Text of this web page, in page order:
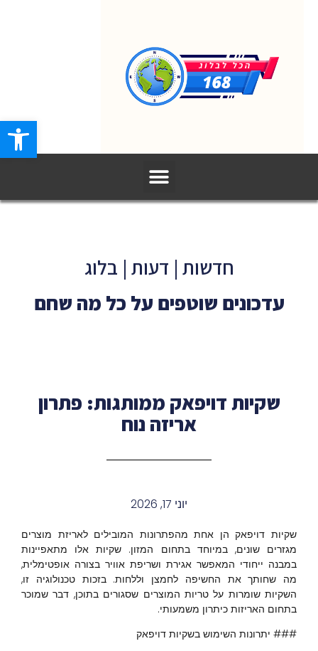
חדשות | דעות | בלוג
עדכונים שוטפים על כל מה שחם
שקיות דויפאק ממותגות: פתרון
אריזה נוח
יוני 17, 2026
שקיות דויפאק הן אחת מהפתרונות המובילים לאריזת מוצרים
מגזרים שונים, במיוחד בתחום המזון. שקיות אלו מתאפיינות
במבנה ייחודי המאפשר אגירת ושריפת אוויר בצורה אופטימלית,
מה שחותך את החשיפה לחמצן וללחות. בזכות טכנולוגיה זו,
השקיות שומרות על טריות המוצרים שסגורים בתוכן, דבר שמוכר
בתחום האריזות כיתרון משמעותי.
### יתרונות השימוש בשקיות דויפאק
פתח